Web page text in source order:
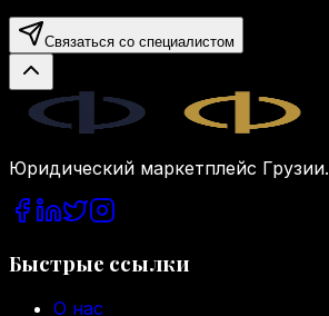
Связаться со специалистом
Юридический маркетплейс Грузии.
Быстрые ссылки
О нас